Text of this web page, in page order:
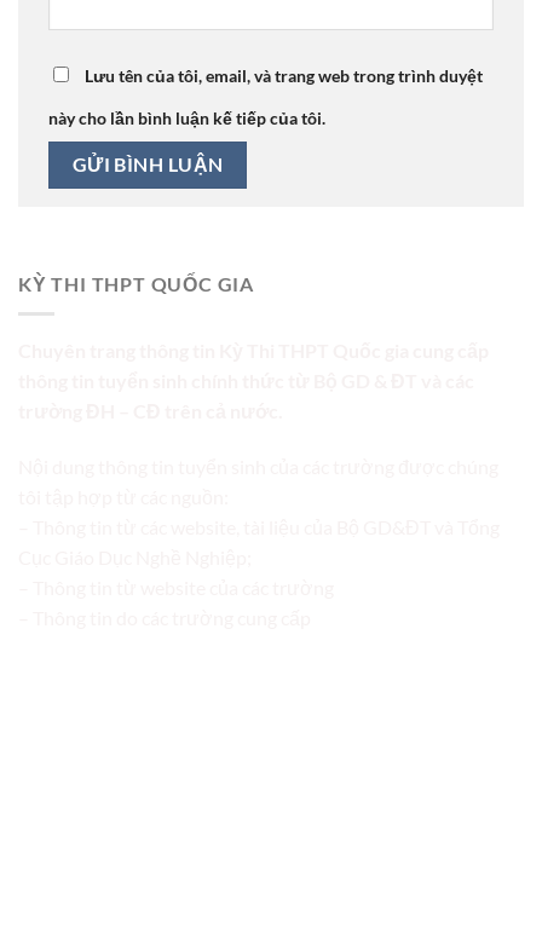
Lưu tên của tôi, email, và trang web trong trình duyệt
này cho lần bình luận kế tiếp của tôi.
KỲ THI THPT QUỐC GIA